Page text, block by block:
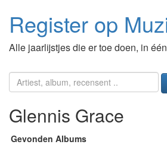
Register op
Alle jaarlijstjes die er toe doen, in
Glennis Grace
Gevonden Albums